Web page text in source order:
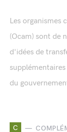
Les organismes
(Ocam) sont de
d'idées de
du
C